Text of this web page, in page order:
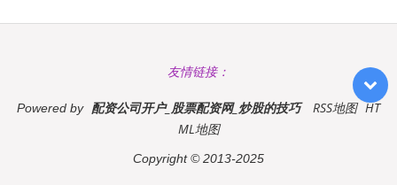
友情链接：
Powered by 配资公司开户_股票配资网_炒股的技巧 RSS地图 HT
ML地图
Copyright© 2013-2025